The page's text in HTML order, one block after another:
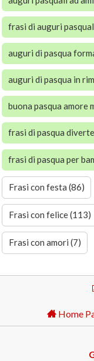
frasi di auguri
auguri di pasqua
auguri di pasqua in
buona pasqua amore
frasi di pasqua
frasi di pasqua per
Frasi con festa (86)
Frasi con felice (113)
Frasi con amori (7)
Home